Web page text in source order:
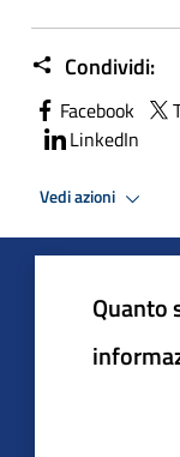
Condividi:
Facebook
LinkedIn
Vedi azioni
Quanto